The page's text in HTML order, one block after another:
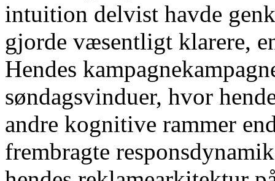
intuition delvist havde
gjorde væsentligt klarere,
Hendes
søndagsvinduer, hvor
andre kognitive rammer
frembragte